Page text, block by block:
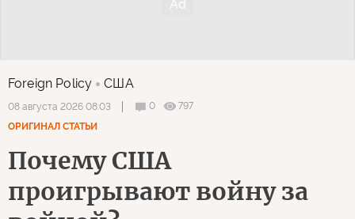
Foreign Policy США
08 августа 2026 08:03 0
797
ОРИГИНАЛ СТАТЬИ
Почему США
проигрывают войну за